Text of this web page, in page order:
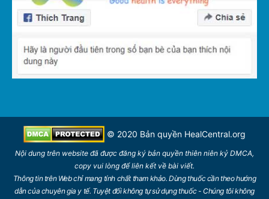
© 2020 Bản quyền HealCentral.org
Nội dung trên website đã được đăng ký bản quyền thiên niên kỷ DMCA,
copy vui lòng đểliên kếtvề bài viết.
Thông tin trên Web chỉ mang tính chất tham khảo. Dùng thuốc cần theo hướng
dẫn của chuyên gia y tế. Tuyệt đối không tự sử dụng thuốc - Chúng tôi không